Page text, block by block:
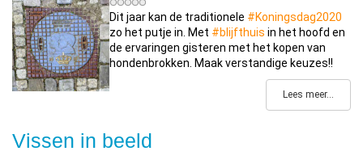
Dit jaar kan de traditionele #Koningsdag2020
zo het putje in. Met #blijfthuis in het hoofd en
de ervaringen gisteren met het kopen van
hondenbrokken. Maak verstandige keuzes!!
Lees meer...
Vissen in beeld